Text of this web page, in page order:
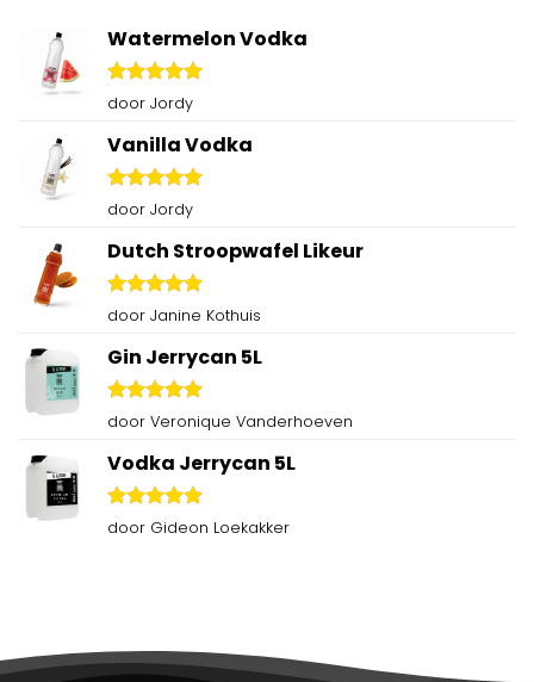
Watermelon Vodka
Gewaardeerd
door Jordy
Vanilla Vodka
Gewaardeerd
door Jordy
Dutch Stroopwafel Likeur
Gewaardeerd
door Janine Kothuis
Gin Jerrycan 5L
Gewaardeerd
door Veronique Vanderhoeven
Vodka Jerrycan 5L
Gewaardeerd
door Gideon Loekakker